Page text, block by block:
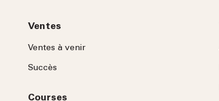
Ventes
Ventes à venir
Succès
Courses